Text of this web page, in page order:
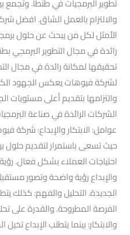
والالتزام بالعمل الشاق. افضل
الأمثل لكل من يبحث عن حلول
رائدة في مجال التطوير البرمجي
تحقيقها لمكانة رائدة في مجال
لشركة فيوهات يعكس الجهود
والتزامها بتقديم أعلى مستويات
الشركات الرائدة في صناعة
عوامل: الابتكار والإبداع: شركة
حيث تسعى باستمرار لتقديم حلول
احتياجات العملاء بشكل فعال. رؤية
والإبداع رؤية واضحة وتصور
الجديدة. التحليل والفهم: كذلك
الفرصة المطروحة. والقدرة على
والابتكار: بينما يتطلب الإبداع